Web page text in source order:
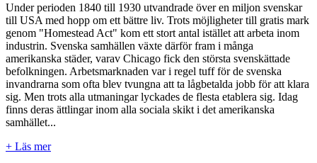
Under perioden 1840 till 1930 utvandrade över en miljon svenskar
till USA med hopp om ett bättre liv. Trots möjligheter till gratis mark
genom "Homestead Act" kom ett stort antal istället att arbeta inom
industrin. Svenska samhällen växte därför fram i många
amerikanska städer, varav Chicago fick den största svenskättade
befolkningen. Arbetsmarknaden var i regel tuff för de svenska
invandrarna som ofta blev tvungna att ta lågbetalda jobb för att klara
sig. Men trots alla utmaningar lyckades de flesta etablera sig. Idag
finns deras ättlingar inom alla sociala skikt i det amerikanska
samhället...
+ Läs mer